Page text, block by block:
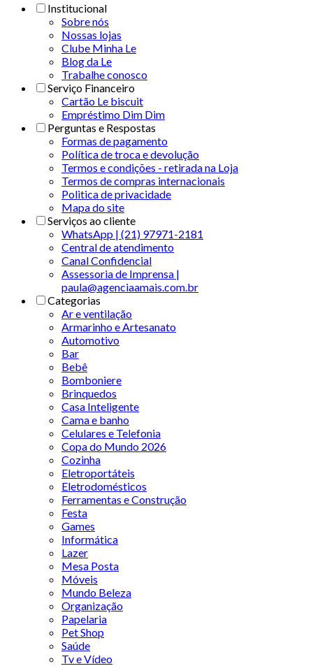
Institucional
Sobre nós
Nossas lojas
Clube Minha Le
Blog da Le
Trabalhe conosco
Serviço Financeiro
Cartão Le biscuit
Empréstimo Dim Dim
Perguntas e Respostas
Formas de pagamento
Política de troca e devolução
Termos e condições - retirada na Loja
Termos de compras internacionais
Politica de privacidade
Mapa do site
Serviços ao cliente
WhatsApp | (21) 97971-2181
Central de atendimento
Canal Confidencial
Assessoria de Imprensa |
paula@agenciaamais.com.br
Categorias
Ar e ventilação
Armarinho e Artesanato
Automotivo
Bar
Bebê
Bomboniere
Brinquedos
Casa Inteligente
Cama e banho
Celulares e Telefonia
Copa do Mundo 2026
Cozinha
Eletroportáteis
Eletrodomésticos
Ferramentas e Construção
Festa
Games
Informática
Lazer
Mesa Posta
Móveis
Mundo Beleza
Organização
Papelaria
Pet Shop
Saúde
Tv e Vídeo